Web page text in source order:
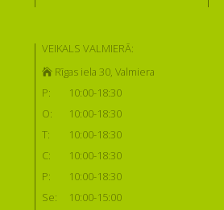
VEIKALS VALMIERĀ:
Rīgas iela 30, Valmiera
P:
10:00-18:30
O:
10:00-18:30
T:
10:00-18:30
C:
10:00-18:30
P:
10:00-18:30
Se:
10:00-15:00